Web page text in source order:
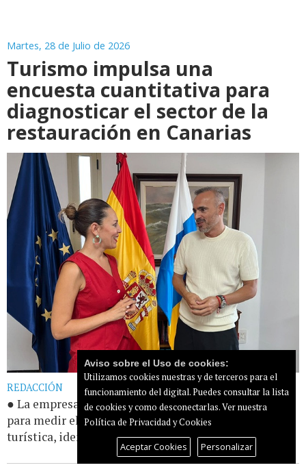
Martes, 28 de Julio de 2026
Turismo impulsa una
encuesta cuantitativa para
diagnosticar el sector de la
restauración en Canarias
REDACCIÓN
● La empresa pública Gesprotur realiza este estudio
para medir el peso de la restauración en la actividad
turística, identificar las [...]Leer más...
Aviso sobre el Uso de cookies:
Utilizamos cookies nuestras y de terceros para el
funcionamiento del digital. Puedes consultar la lista
de cookies y como desconectarlas.Ver nuestra
Política de Privacidad y Cookies
Aceptar Cookies Personalizar